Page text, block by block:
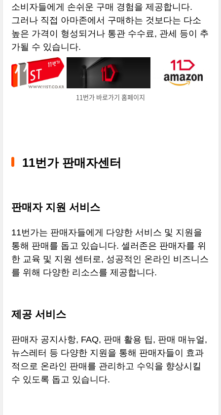
소비자들에게 손쉬운 구매 경험을 제공합니다.
그러나 직접 아마존에서 구매하는 것보다는 다소
높은 가격이 형성되거나 통관 수수료, 관세 등이 추
가될 수 있습니다.
11번가 바로가기 홈페이지
11번가 판매자센터
판매자 지원 서비스
11번가는 판매자들에게 다양한 서비스 및 지원을
통해 판매를 돕고 있습니다. 셀러존은 판매자를 위
한 교육 및 지원 센터로, 성공적인 온라인 비즈니스
를 위해 다양한 리소스를 제공합니다.
제공 서비스
판매자 공지사항, FAQ, 판매 활용 팁, 판매 매뉴얼,
뉴스레터 등 다양한 지원을 통해 판매자들이 효과
적으로 온라인 판매를 관리하고 수익을 향상시킬
수 있도록 돕고 있습니다.